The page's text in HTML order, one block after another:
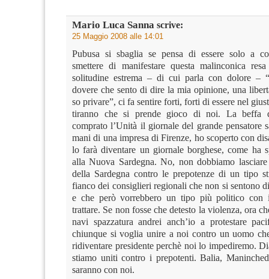
Mario Luca Sanna scrive:
25 Maggio 2008 alle 14:01
Pubusa si sbaglia se pensa di essere solo a
smettere di manifestare questa malinconica
solitudine estrema – di cui parla con dolore –
dovere che sento di dire la mia opinione, una
so privare”, ci fa sentire forti, forti di essere nel
tiranno che si prende gioco di noi. La beffa
comprato l’Unità il giornale del grande pensatore
mani di una impresa di Firenze, ho scoperto con
lo farà diventare un giornale borghese, come ha
alla Nuova Sardegna. No, non dobbiamo
della Sardegna contro le prepotenze di un tipo
fianco dei consiglieri regionali che non si sentono
e che però vorrebbero un tipo più politico con
trattare. Se non fosse che detesto la violenza, ora
navi spazzatura andrei anch’io a protestare
chiunque si voglia unire a noi contro un uomo
ridiventare presidente perchè noi lo impediremo.
stiamo uniti contro i prepotenti. Balia,
saranno con noi.